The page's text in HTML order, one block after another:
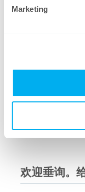
Marketing
欢迎垂询。